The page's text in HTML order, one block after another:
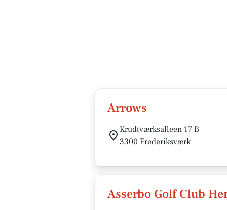
Arrows
Krudtværksalleen 17 B
3300 Frederiksværk
Asserbo Golf Club